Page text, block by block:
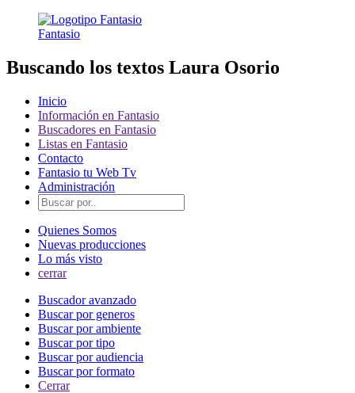
Fantasio
Buscando los textos Laura Osorio
Inicio
Información en Fantasio
Buscadores en Fantasio
Listas en Fantasio
Contacto
Fantasio tu Web Tv
Administración
Quienes Somos
Nuevas producciones
Lo más visto
cerrar
Buscador avanzado
Buscar por generos
Buscar por ambiente
Buscar por tipo
Buscar por audiencia
Buscar por formato
Cerrar